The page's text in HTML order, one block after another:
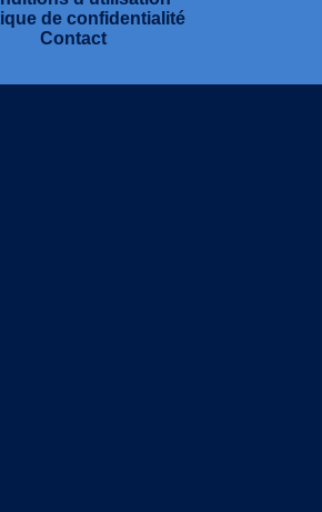
de confidentialité
Contact